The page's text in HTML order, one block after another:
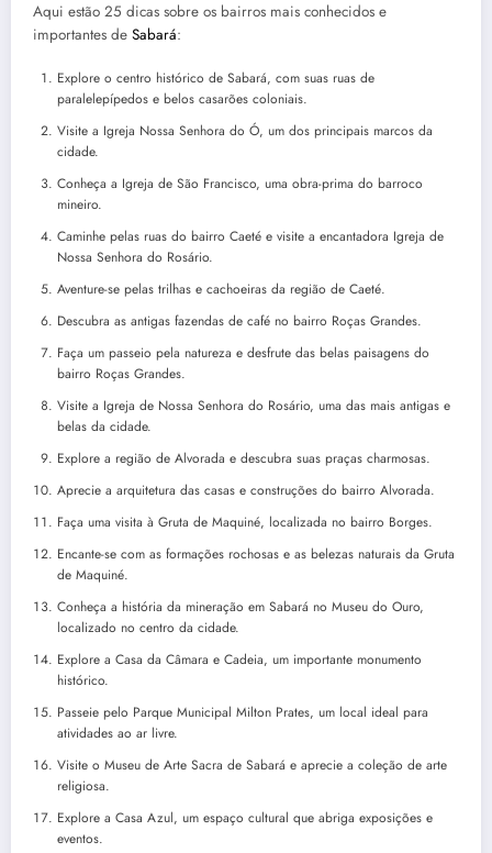
Aqui estão 25 dicas sobre os bairros mais conhecidos e
importantes de Sabará:
Explore o centro histórico de Sabará, com suas ruas de
paralelepípedos e belos casarões coloniais.
Visite a Igreja Nossa Senhora do Ó, um dos principais marcos da
cidade.
Conheça a Igreja de São Francisco, uma obra-prima do barroco
mineiro.
Caminhe pelas ruas do bairro Caeté e visite a encantadora Igreja de
Nossa Senhora do Rosário.
Aventure-se pelas trilhas e cachoeiras da região de Caeté.
Descubra as antigas fazendas de café no bairro Roças Grandes.
Faça um passeio pela natureza e desfrute das belas paisagens do
bairro Roças Grandes.
Visite a Igreja de Nossa Senhora do Rosário, uma das mais antigas e
belas da cidade.
Explore a região de Alvorada e descubra suas praças charmosas.
Aprecie a arquitetura das casas e construções do bairro Alvorada.
Faça uma visita à Gruta de Maquiné, localizada no bairro Borges.
Encante-se com as formações rochosas e as belezas naturais da Gruta
de Maquiné.
Conheça a história da mineração em Sabará no Museu do Ouro,
localizado no centro da cidade.
Explore a Casa da Câmara e Cadeia, um importante monumento
histórico.
Passeie pelo Parque Municipal Milton Prates, um local ideal para
atividades ao ar livre.
Visite o Museu de Arte Sacra de Sabará e aprecie a coleção de arte
religiosa.
Explore a Casa Azul, um espaço cultural que abriga exposições e
eventos.